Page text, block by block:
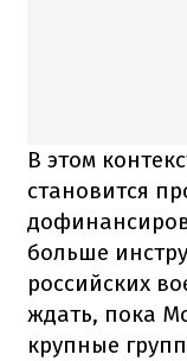
В этом
становится
больше
российских
ждать, пока
крупные